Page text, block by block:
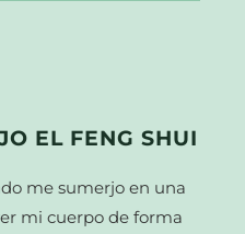
EL FENG SHUI
me sumerjo en una
mi cuerpo de forma